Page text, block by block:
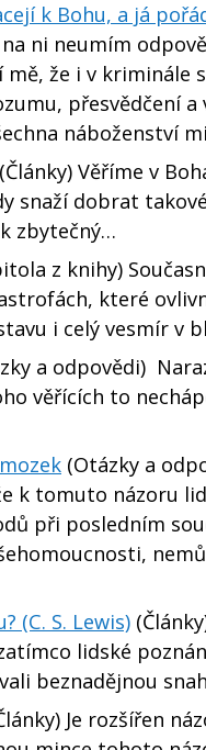
k Bohu, a já
ni neumím
že i v kriminále
přesvědčení
náboženství
(Články) Věříme v
snaží dobrat
zbytečný…
z knihy)
které
i celý vesmír v
a odpovědi)
věřících to
(Otázky a
k tomuto názoru
při posledním
(C. S. Lewis)
lidské
beznadějnou
Je rozšířen